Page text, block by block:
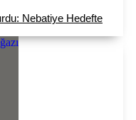
Nebatiye Hedefte